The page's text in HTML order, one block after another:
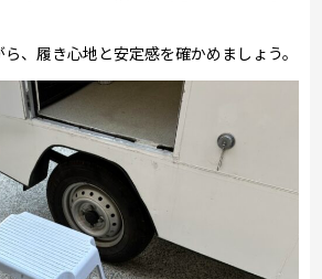
、履き心地と安定感を確かめましょう。